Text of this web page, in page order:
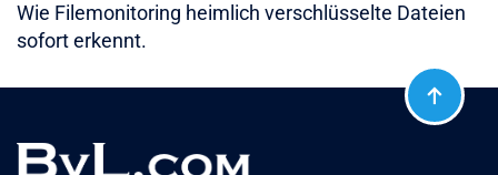
Wie Filemonitoring heimlich verschlüsselte Dateien
sofort erkennt.